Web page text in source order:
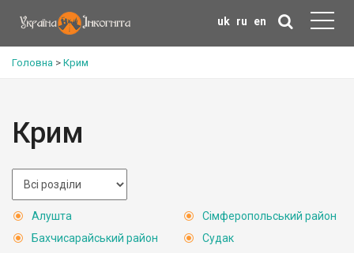
uk ru en
Головна > Крим
Крим
Алушта
Бахчисарайський район
Сімферопольський район
Судак